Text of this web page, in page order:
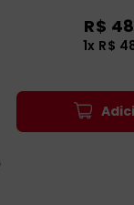
R$ 48
1x R$